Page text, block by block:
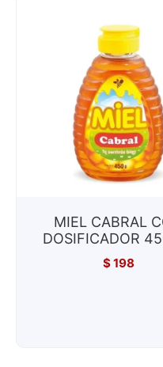
MIEL CABRAL
DOSIFICADOR
$198